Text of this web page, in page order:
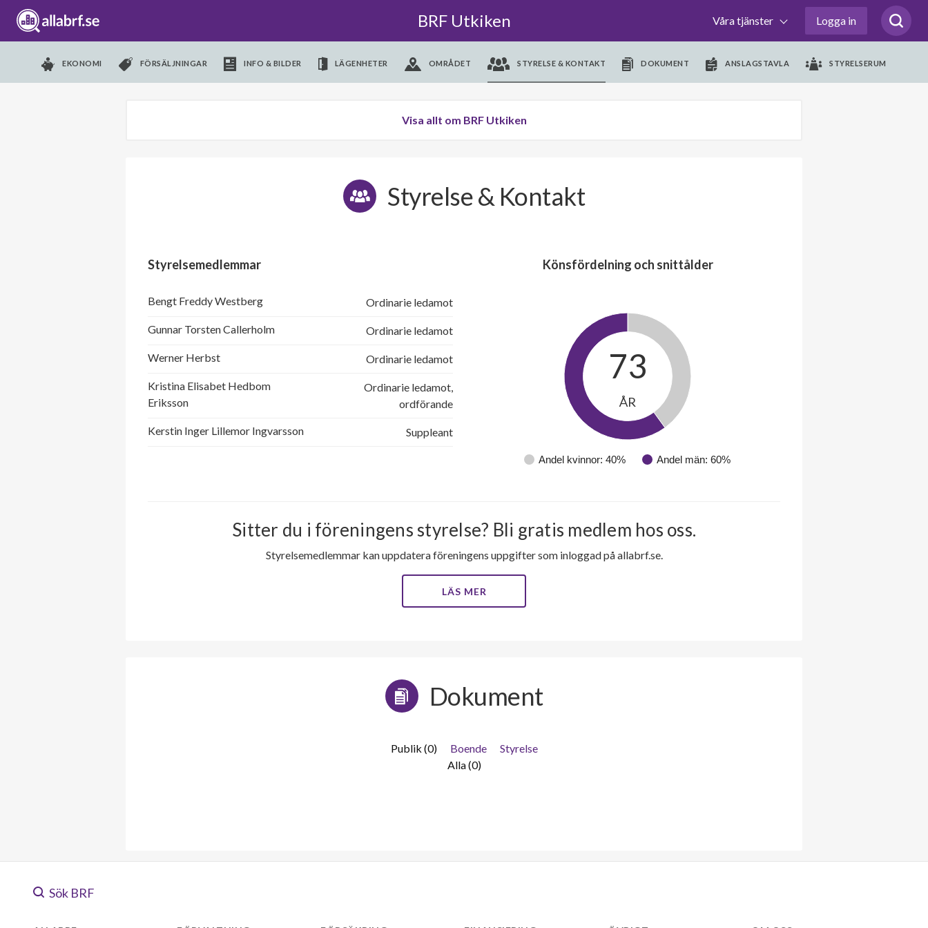
BRF Utkiken Våra tjänster Logga in
EKONOMI FÖRSÄLJNINGAR INFO & BILDER LÄGENHETER OMRÅDET STYRELSE & KONTAKT DOKUMENT ANSLAGSTAVLA STYRELSERUM
Visa allt om BRF Utkiken
Styrelse & Kontakt
Styrelsemedlemmar
Bengt Freddy Westberg Ordinarie ledamot
Gunnar Torsten Callerholm Ordinarie ledamot
Werner Herbst Ordinarie ledamot
Kristina Elisabet Hedbom
Eriksson
Ordinarie ledamot,
ordförande
Kerstin Inger Lillemor Ingvarsson Suppleant
Könsfördelning och snittålder
Andel kvinnor: 40% Andel män: 60%
73
ÅR
Sitter du i föreningens styrelse? Bli gratis medlem hos oss.
Styrelsemedlemmar kan uppdatera föreningens uppgifter som inloggad på allabrf.se.
LÄS MER
Dokument
Publik (0) Boende
Styrelse
Alla (0)
Sök BRF